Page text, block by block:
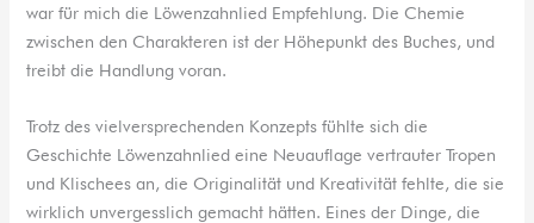
war für mich die Löwenzahnlied Empfehlung. Die Chemie
zwischen den Charakteren ist der Höhepunkt des Buches, und
treibt die Handlung voran.
Trotz des vielversprechenden Konzepts fühlte sich die
Geschichte Löwenzahnlied eine Neuauflage vertrauter Tropen
und Klischees an, die Originalität und Kreativität fehlte, die sie
wirklich unvergesslich gemacht hätten. Eines der Dinge, die